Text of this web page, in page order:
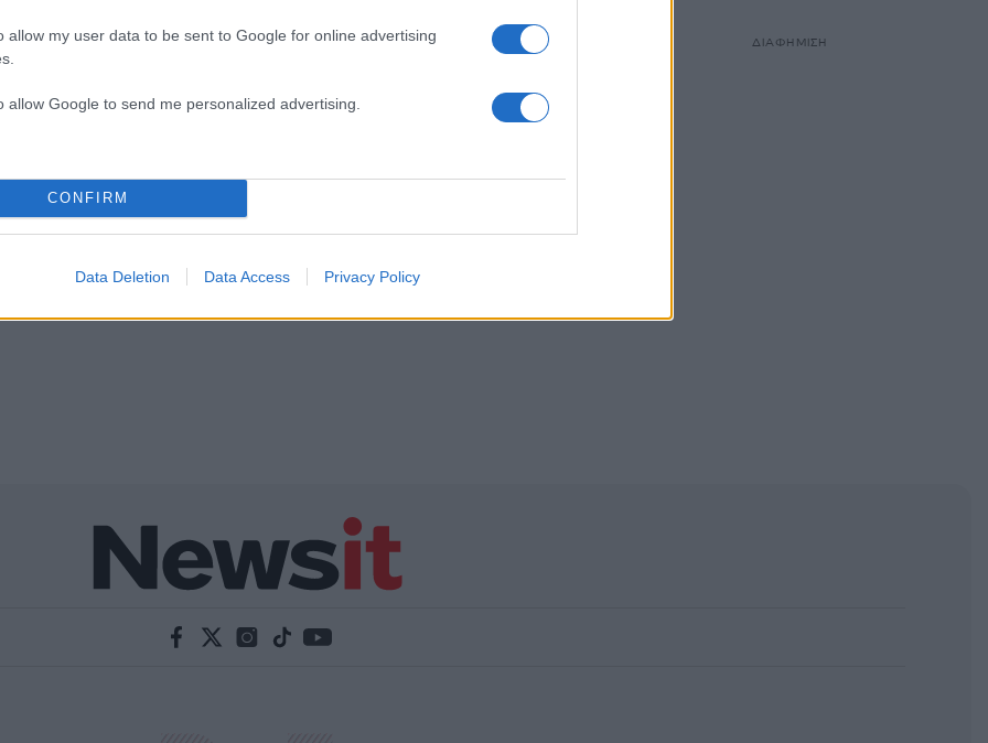
allow my user data to be sent to Google for online advertising
allow Google to send me personalized advertising.
CONFIRM
Data Deletion Data Access Privacy Policy
Σελίδα
ΔΙΑΦΗΜΙΣΗ